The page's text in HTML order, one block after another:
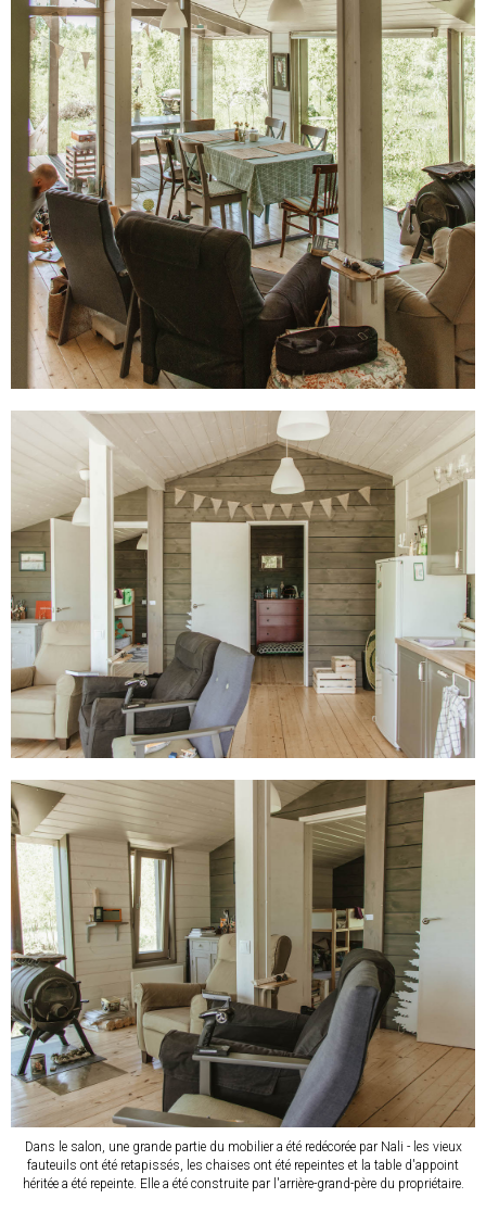
Dans le salon, une grande partie du mobilier a été redécorée par Nali - les vieux
fauteuils ont été retapissés, les chaises ont été repeintes et la table d'appoint
héritée a été repeinte. Elle a été construite par l'arrière-grand-père du propriétaire.